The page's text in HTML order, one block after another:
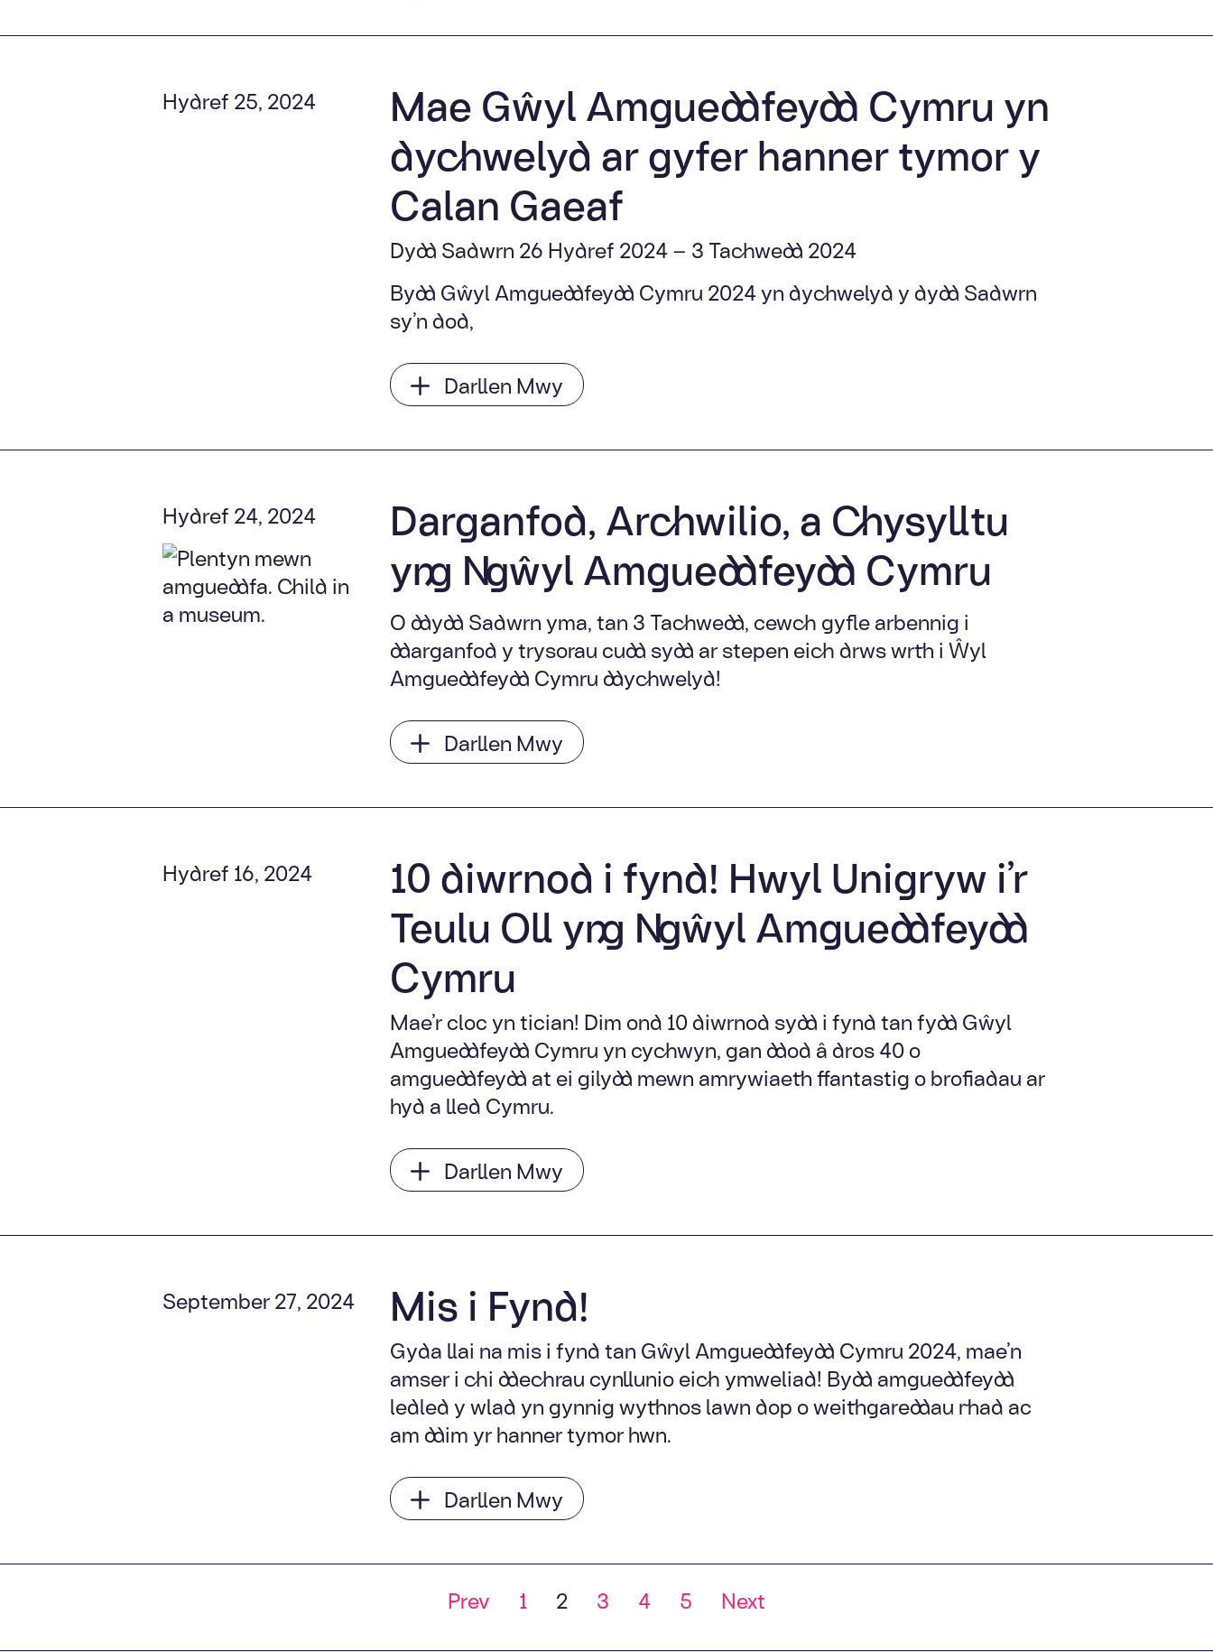
Hydref 25, 2024 Mae Gŵyl Amgueddfeydd Cymru yn
dychwelyd ar gyfer hanner tymor y
Calan Gaeaf
Dydd Sadwrn 26 Hydref 2024 – 3 Tachwedd 2024
Bydd Gŵyl Amgueddfeydd Cymru 2024 yn dychwelyd y dydd Sadwrn
sy’n dod,
Darllen Mwy
Hydref 24, 2024 Darganfod, Archwilio, a Chysylltu
yng Ngŵyl Amgueddfeydd Cymru
O ddydd Sadwrn yma, tan 3 Tachwedd, cewch gyfle arbennig i
ddarganfod y trysorau cudd sydd ar stepen eich drws wrth i Ŵyl
Amgueddfeydd Cymru ddychwelyd!
Darllen Mwy
Hydref 16, 2024 10 diwrnod i fynd! Hwyl Unigryw i’r
Teulu Oll yng Ngŵyl Amgueddfeydd
Cymru
Mae’r cloc yn tician! Dim ond 10 diwrnod sydd i fynd tan fydd Gŵyl
Amgueddfeydd Cymru yn cychwyn, gan ddod â dros 40 o
amgueddfeydd at ei gilydd mewn amrywiaeth ffantastig o brofiadau ar
hyd a lled Cymru.
Darllen Mwy
September 27, 2024 Mis i Fynd!
Gyda llai na mis i fynd tan Gŵyl Amgueddfeydd Cymru 2024, mae’n
amser i chi ddechrau cynllunio eich ymweliad! Bydd amgueddfeydd
ledled y wlad yn gynnig wythnos lawn dop o weithgareddau rhad ac
am ddim yr hanner tymor hwn.
Darllen Mwy
Posts navigation
Prev 1 2 3 4 5 Next